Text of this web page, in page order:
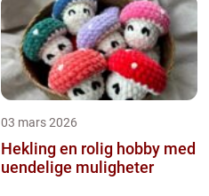
03 mars 2026
Hekling en rolig hobby med
uendelige muligheter